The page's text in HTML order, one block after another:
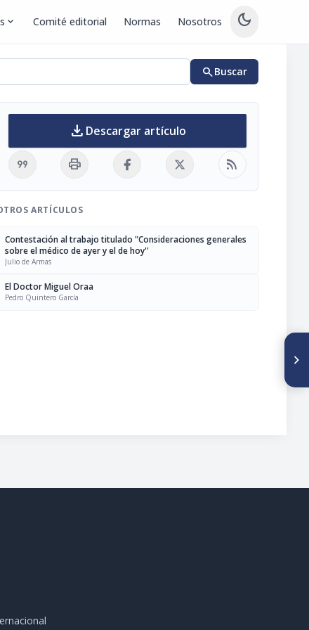
expand_more Comité editorial Normas Nosotros dark_mode
searchBuscar
download Descargar artículo
format_quote print rss_feed
ARTÍCULOS
Contestación al trabajo titulado "Consideraciones generales
sobre el médico de ayer y el de hoy''
Julio de Armas
El Doctor Miguel Oraa
Pedro Quintero García